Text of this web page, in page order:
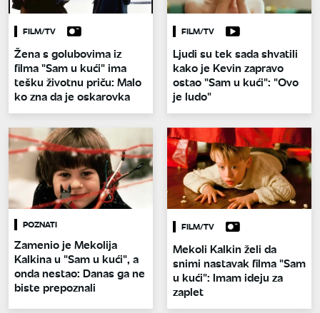
FILM/TV
Žena s golubovima iz
filma "Sam u kući" ima
tešku životnu priču: Malo
ko zna da je oskarovka
FILM/TV
Ljudi su tek sada shvatili
kako je Kevin zapravo
ostao "Sam u kući": "Ovo
je ludo"
POZNATI
Zamenio je Mekolija
Kalkina u "Sam u kući", a
onda nestao: Danas ga ne
biste prepoznali
FILM/TV
Mekoli Kalkin želi da
snimi nastavak filma "Sam
u kući": Imam ideju za
zaplet